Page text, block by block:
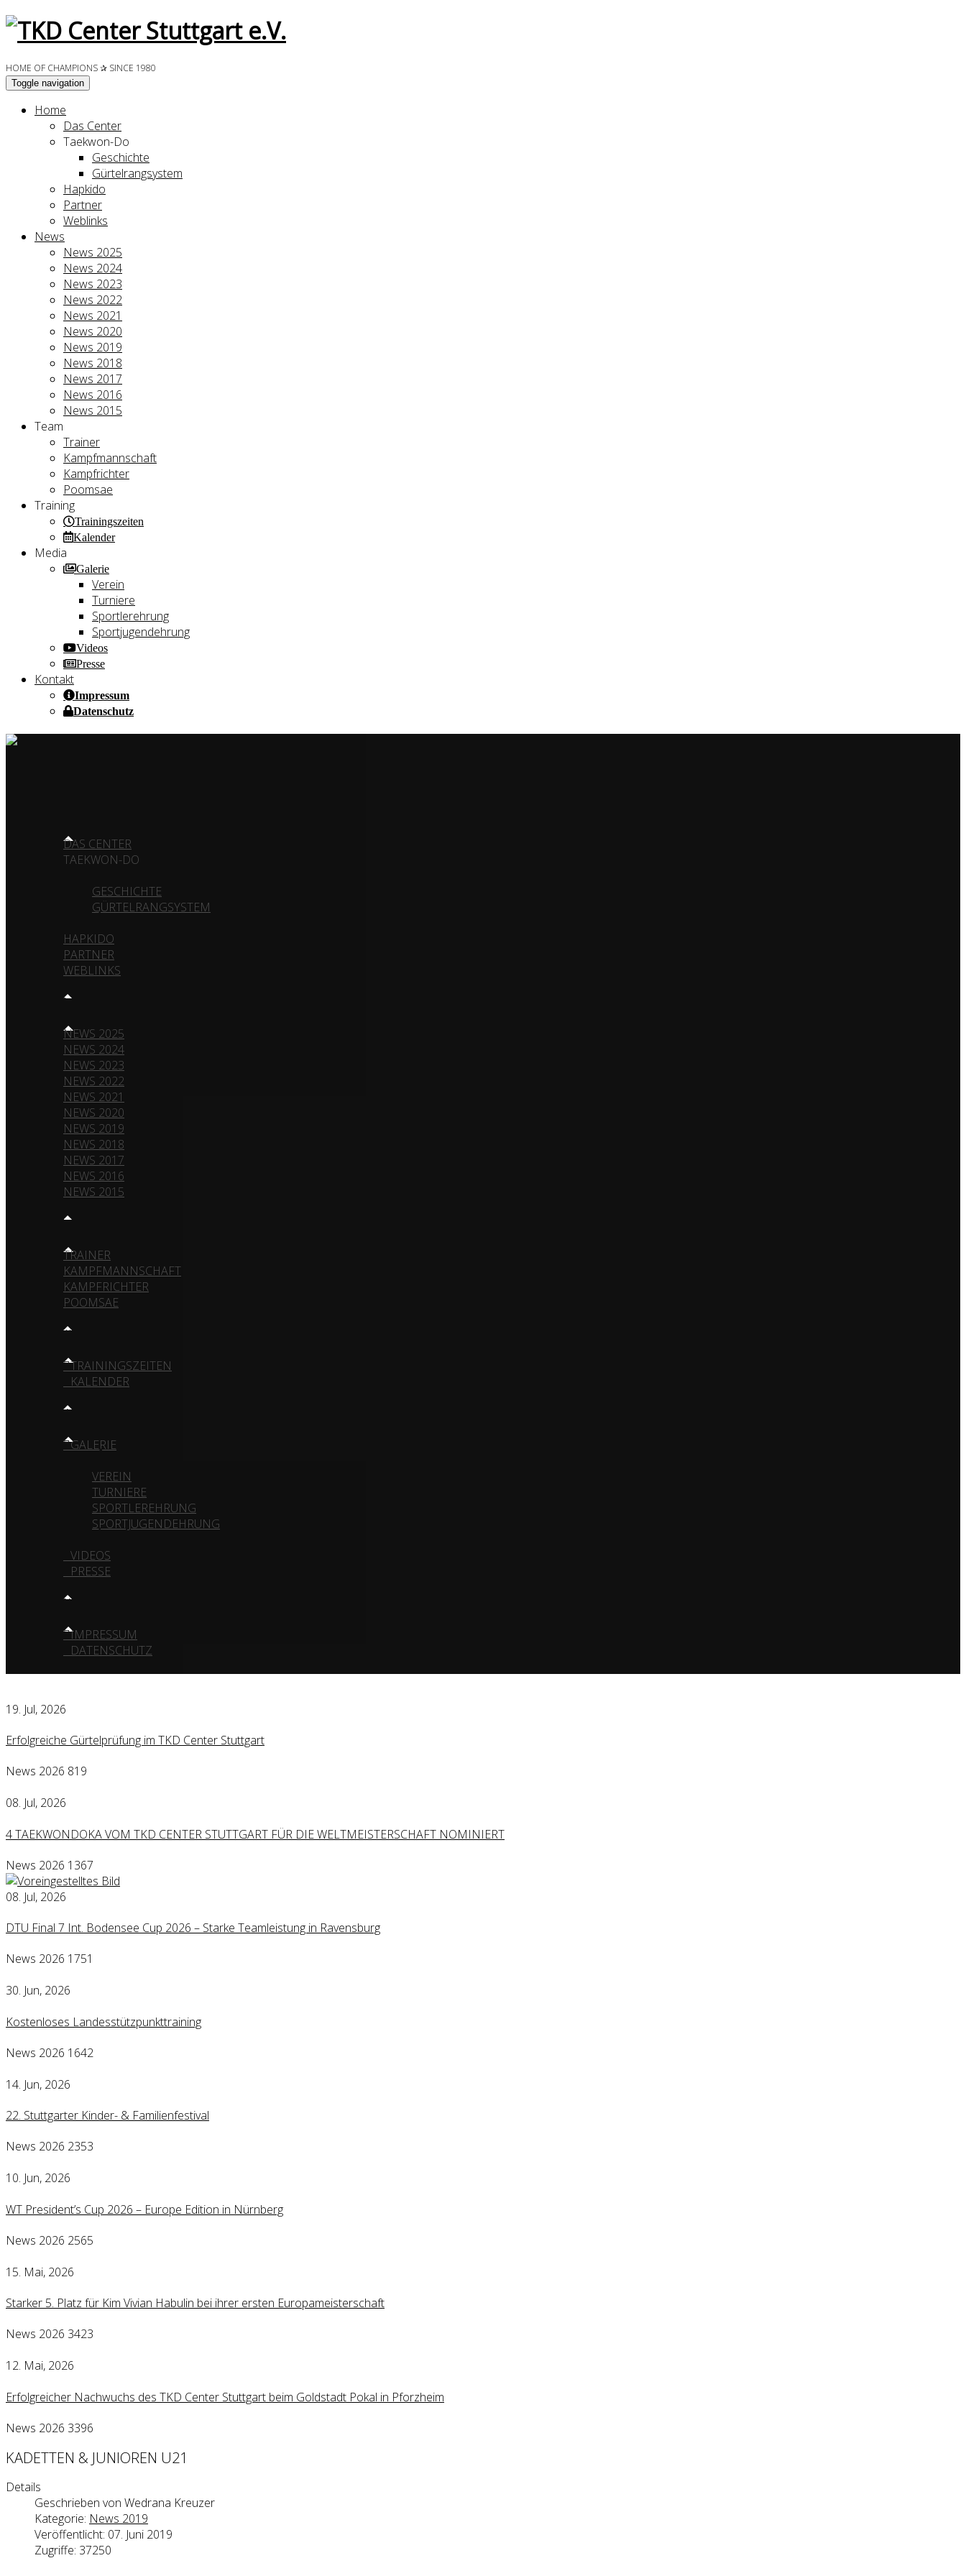
HOME OF CHAMPIONS ✰ SINCE 1980
Toggle navigation
Home
Das Center
Taekwon-Do
Geschichte
Gürtelrangsystem
Hapkido
Partner
Weblinks
News
News 2025
News 2024
News 2023
News 2022
News 2021
News 2020
News 2019
News 2018
News 2017
News 2016
News 2015
Team
Trainer
Kampfmannschaft
Kampfrichter
Poomsae
Training
Trainingszeiten
Kalender
Media
Galerie
Verein
Turniere
Sportlerehrung
Sportjugendehrung
Videos
Presse
Kontakt
Impressum
Datenschutz
DAS CENTER
TAEKWON-DO
GESCHICHTE
GÜRTELRANGSYSTEM
HAPKIDO
PARTNER
WEBLINKS
NEWS
NEWS 2025
NEWS 2024
NEWS 2023
NEWS 2022
NEWS 2021
NEWS 2020
NEWS 2019
NEWS 2018
NEWS 2017
NEWS 2016
NEWS 2015
TEAM
TRAINER
KAMPFMANNSCHAFT
KAMPFRICHTER
POOMSAE
TRAINING
TRAININGSZEITEN
KALENDER
MEDIA
GALERIE
VEREIN
TURNIERE
SPORTLEREHRUNG
SPORTJUGENDEHRUNG
VIDEOS
PRESSE
KONTAKT
IMPRESSUM
DATENSCHUTZ
19. Jul, 2026
Erfolgreiche Gürtelprüfung im TKD Center Stuttgart
News 2026 819
08. Jul, 2026
4 TAEKWONDOKA VOM TKD CENTER STUTTGART FÜR DIE WELTMEISTERSCHAFT NOMINIERT
News 2026 1367
08. Jul, 2026
DTU Final 7 Int. Bodensee Cup 2026 – Starke Teamleistung in Ravensburg
News 2026 1751
30. Jun, 2026
Kostenloses Landesstützpunkttraining
News 2026 1642
14. Jun, 2026
22. Stuttgarter Kinder- & Familienfestival
News 2026 2353
10. Jun, 2026
WT President’s Cup 2026 – Europe Edition in Nürnberg
News 2026 2565
15. Mai, 2026
Starker 5. Platz für Kim Vivian Habulin bei ihrer ersten Europameisterschaft
News 2026 3423
12. Mai, 2026
Erfolgreicher Nachwuchs des TKD Center Stuttgart beim Goldstadt Pokal in Pforzheim
News 2026 3396
KADETTEN & JUNIOREN U21
Details
Geschrieben von Wedrana Kreuzer
Kategorie: News 2019
Veröffentlicht: 07. Juni 2019
Zugriffe: 37250